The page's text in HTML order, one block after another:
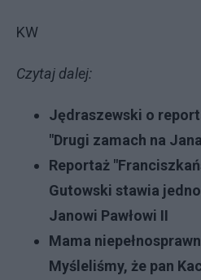
KW
Czytaj dalej:
Jędraszewski o
"Drugi zamach na
Reportaż
Gutowski stawia
Janowi Pawłowi II
Mama
Myśleliśmy, że pan